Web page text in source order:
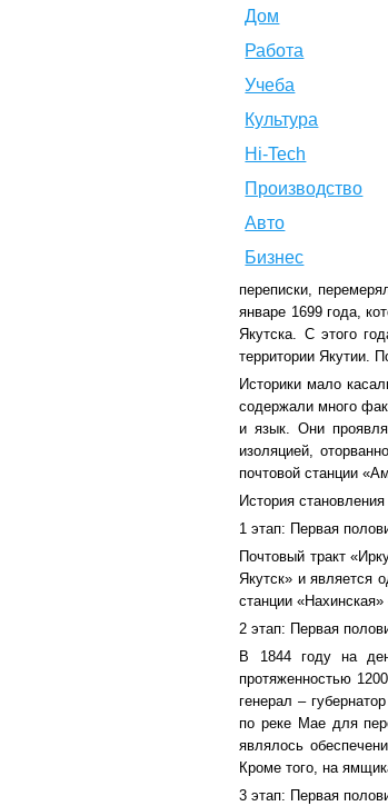
Дом
Работа
Учеба
Культура
Hi-Tech
Производство
Авто
Бизнес
переписки,
январе 1699 года,
Якутска. С этого
территории Якутии.
Историки мало
содержали много
и язык. Они
изоляцией,
почтовой станции
История
1 этап: Первая
Почтовый тракт
Якутск» и является
станции «Нахинская»
2 этап: Первая
В 1844 году на
протяженностью
генерал –
по реке Мае для
являлось
Кроме того, на
3 этап: Первая